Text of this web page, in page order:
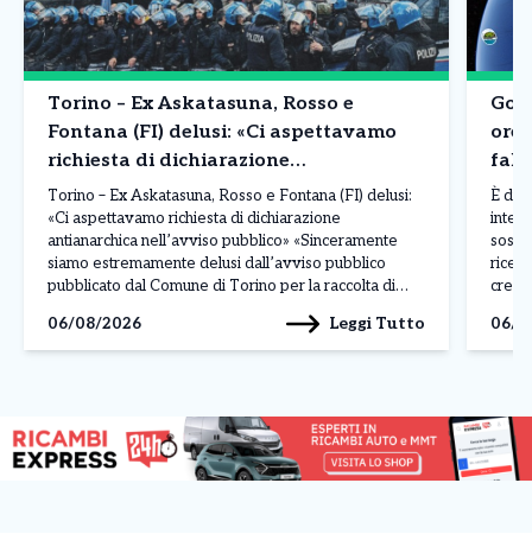
Torino – Ex Askatasuna, Rosso e
Fontana (FI) delusi: «Ci aspettavamo
richiesta di dichiarazione
antianarchica nell’avviso pubblico»
Torino – Ex Askatasuna, Rosso e Fontana (FI) delusi:
«Ci aspettavamo richiesta di dichiarazione
antianarchica nell’avviso pubblico» «Sinceramente
siamo estremamente delusi dall’avviso pubblico
pubblicato dal Comune di Torino per la raccolta di
ospitava Askatasuna. Ci aspettavamo che,
sull’esempio del Comune di Rivoli per le richieste di
06/08/2026 Leggi Tutto
ore
È
La
06/